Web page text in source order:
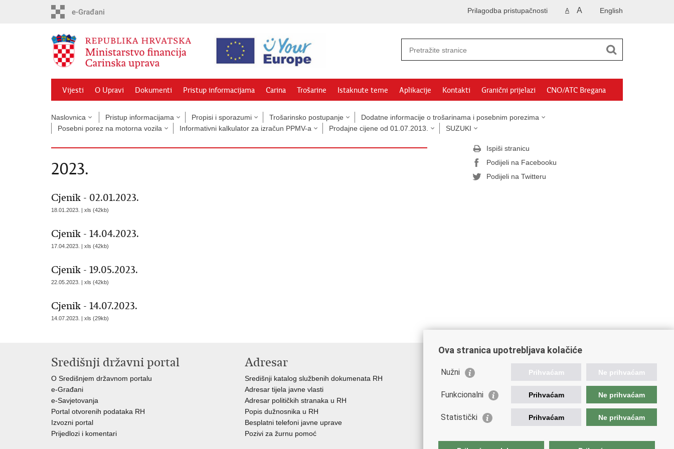
English
A A
Prilagodba pristupačnosti
Vijesti O Upravi Dokumenti Pristup informacijama Carina Trošarine Istaknute teme Aplikacije Kontakti Granični prijelazi CNO/ATC Bregana
Naslovnica Pristup informacijama Propisi i sporazumi Trošarinsko postupanje
Dodatne informacije o trošarinama i posebnim porezima
Posebni porez na motorna vozila
Informativni kalkulator za izračun PPMV-a Prodajne cijene od 01.07.2013. SUZUKI
2023.
Cjenik - 02.01.2023.
18.01.2023. | xls (42kb)
Cjenik - 14.04.2023.
17.04.2023. | xls (42kb)
Cjenik - 19.05.2023.
22.05.2023. | xls (42kb)
Cjenik - 14.07.2023.
14.07.2023. | xls (29kb)
Ispiši stranicu
Podijeli na Facebooku
Podijeli na Twitteru
Središnji državni portal
O Središnjem državnom portalu
e-Građani
e-Savjetovanja
Portal otvorenih podataka RH
Izvozni portal
Prijedlozi i komentari
Adresar
Središnji katalog službenih dokumenata RH
Adresar tijela javne vlasti
Adresar političkih stranaka u RH
Popis dužnosnika u RH
Besplatni telefoni javne uprave
Pozivi za žurnu pomoć
Vlada Republike Hrvatske
Ministarstvo financija
Europska komisija
Svjetska carinska organizacija
Taxation and Customs Union
Ova stranica upotrebljava kolačiće
Nužni Prihvaćam Ne prihvaćam
Funkcionalni Prihvaćam Ne prihvaćam
Statistički Prihvaćam Ne prihvaćam